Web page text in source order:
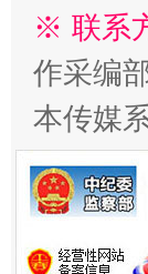
※ 联系
作采编部
本传媒